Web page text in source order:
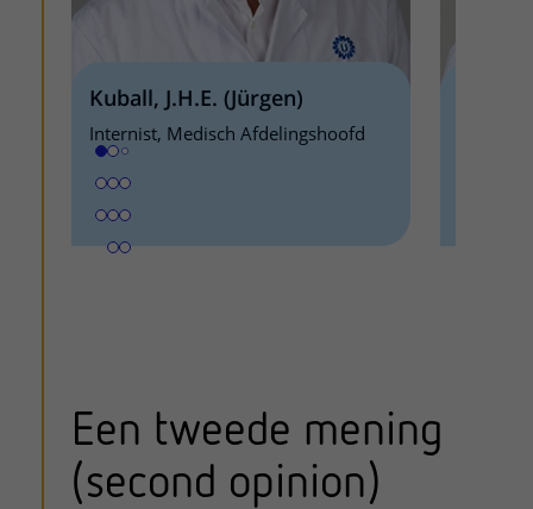
Kuball, J.H.E. (Jürgen)
Internist, Medisch Afdelingshoofd
Een tweede mening
(second opinion)